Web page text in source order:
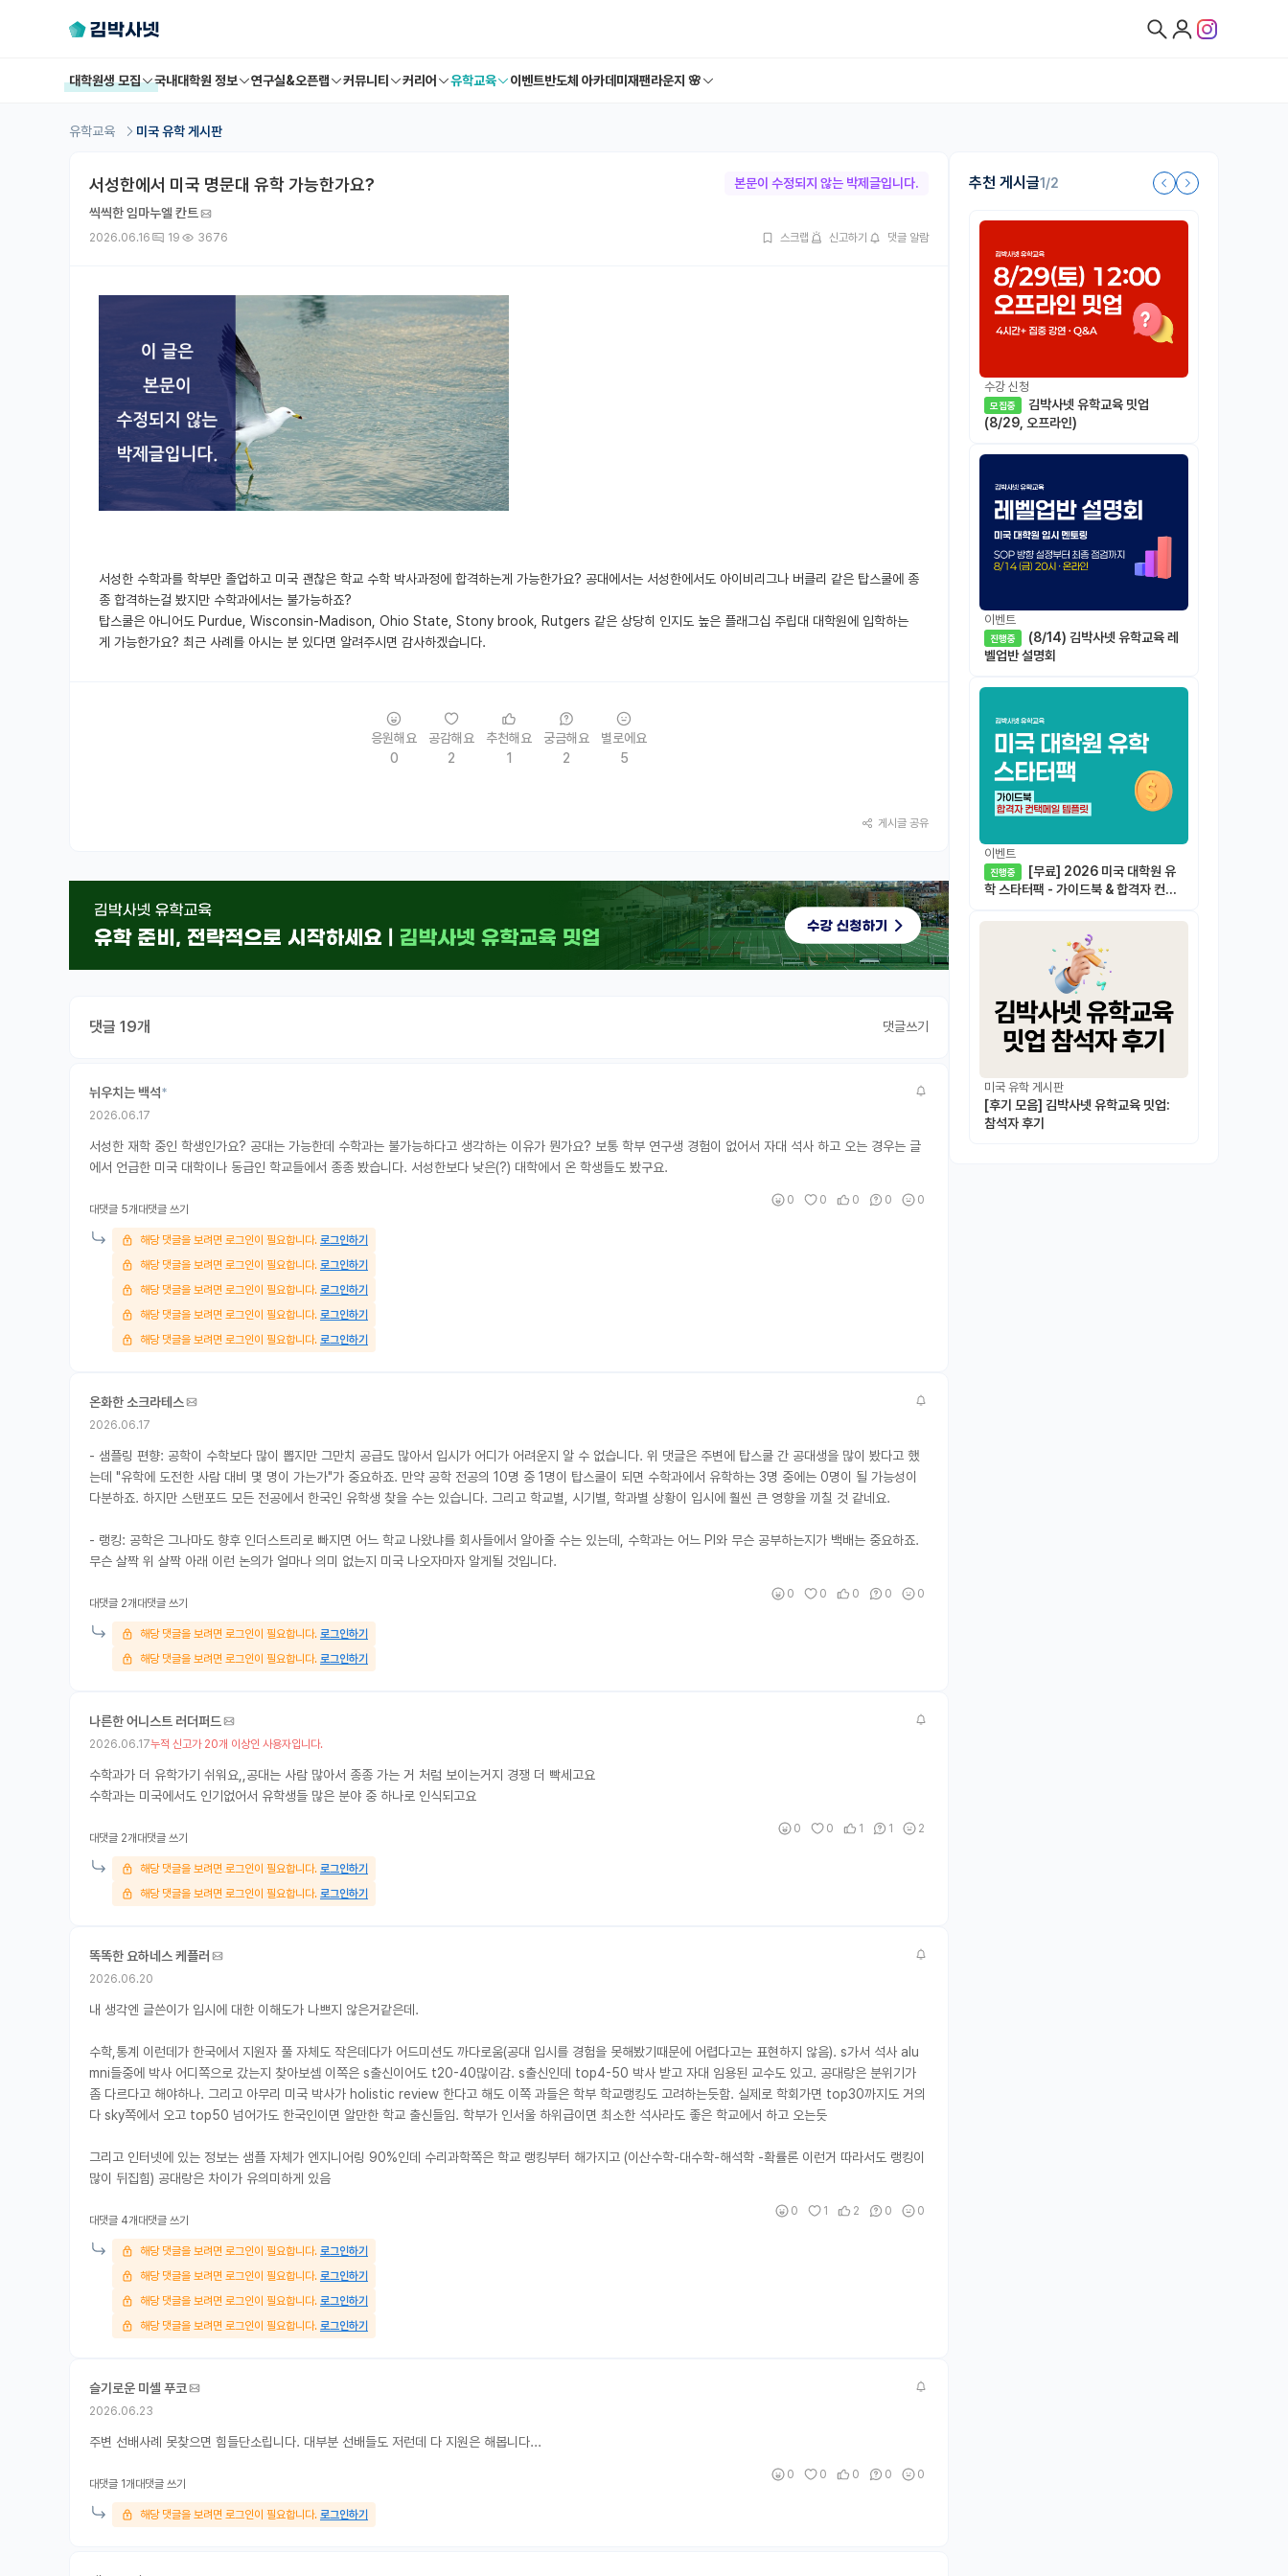
대학원생 모집 국내대학원 정보 연구실&오픈랩 커뮤니티 커리어 유학교육 이벤트반도체 아카데미 재팬라운지 🌸
유학교육 미국 유학 게시판
추천 게시글1/2
수강 신청
모집중
(8/29, 오프라인)
이벤트
진행중
벨업반 설명회
이벤트
진행중
학 스타터팩 - 가이드북 & 합격자 컨택
미국 유학 게시판
[후기 모음] 김박사넷 유학교육 밋업:
참석자 후기
본문이 수정되지 않는 박제글입니다.
서성한에서 미국 명문대 유학 가능한가요?
씩씩한 임마누엘 칸트
2026.06.16 19 3676 스크랩 신고하기 댓글 알람
서성한 수학과를 학부만 졸업하고 미국 괜찮은 학교 수학 박사과정에 합격하는게 가능한가요? 공대에서는 서성한에서도 아이비리그나 버클리 같은 탑스쿨에 종
종 합격하는걸 봤지만 수학과에서는 불가능하죠?
탑스쿨은 아니어도 Purdue, Wisconsin-Madison, Ohio State, Stony brook, Rutgers 같은 상당히 인지도 높은 플래그십 주립대 대학원에 입학하는
게 가능한가요? 최근 사례를 아시는 분 있다면 알려주시면 감사하겠습니다.
응원해요
0
공감해요
2
추천해요
1
궁금해요
2
별로에요
5
게시글 공유
댓글 19개 댓글쓰기
뉘우치는 백석*
2026.06.17
서성한 재학 중인 학생인가요? 공대는 가능한데 수학과는 불가능하다고 생각하는 이유가 뭔가요? 보통 학부 연구생 경험이 없어서 자대 석사 하고 오는 경우는 글
에서 언급한 미국 대학이나 동급인 학교들에서 종종 봤습니다. 서성한보다 낮은(?) 대학에서 온 학생들도 봤구요.
대댓글 5개대댓글 쓰기
0 0 0 0 0
해당 댓글을 보려면 로그인이 필요합니다. 로그인하기
해당 댓글을 보려면 로그인이 필요합니다. 로그인하기
해당 댓글을 보려면 로그인이 필요합니다. 로그인하기
해당 댓글을 보려면 로그인이 필요합니다. 로그인하기
해당 댓글을 보려면 로그인이 필요합니다. 로그인하기
온화한 소크라테스
2026.06.17
- 샘플링 편향: 공학이 수학보다 많이 뽑지만 그만치 공급도 많아서 입시가 어디가 어려운지 알 수 없습니다. 위 댓글은 주변에 탑스쿨 간 공대생을 많이 봤다고 했
는데 "유학에 도전한 사람 대비 몇 명이 가는가"가 중요하죠. 만약 공학 전공의 10명 중 1명이 탑스쿨이 되면 수학과에서 유학하는 3명 중에는 0명이 될 가능성이
다분하죠. 하지만 스탠포드 모든 전공에서 한국인 유학생 찾을 수는 있습니다. 그리고 학교별, 시기별, 학과별 상황이 입시에 훨씬 큰 영향을 끼칠 것 같네요.
- 랭킹: 공학은 그나마도 향후 인더스트리로 빠지면 어느 학교 나왔냐를 회사들에서 알아줄 수는 있는데, 수학과는 어느 PI와 무슨 공부하는지가 백배는 중요하죠.
무슨 살짝 위 살짝 아래 이런 논의가 얼마나 의미 없는지 미국 나오자마자 알게될 것입니다.
대댓글 2개대댓글 쓰기
0 0 0 0 0
해당 댓글을 보려면 로그인이 필요합니다. 로그인하기
해당 댓글을 보려면 로그인이 필요합니다. 로그인하기
나른한 어니스트 러더퍼드
2026.06.17누적 신고가 20개 이상인 사용자입니다.
수학과가 더 유학가기 쉬워요,,공대는 사람 많아서 종종 가는 거 처럼 보이는거지 경쟁 더 빡세고요
수학과는 미국에서도 인기없어서 유학생들 많은 분야 중 하나로 인식되고요
대댓글 2개대댓글 쓰기
0 0 1 1 2
해당 댓글을 보려면 로그인이 필요합니다. 로그인하기
해당 댓글을 보려면 로그인이 필요합니다. 로그인하기
똑똑한 요하네스 케플러
2026.06.20
내 생각엔 글쓴이가 입시에 대한 이해도가 나쁘지 않은거같은데.
수학,통계 이런데가 한국에서 지원자 풀 자체도 작은데다가 어드미션도 까다로움(공대 입시를 경험을 못해봤기때문에 어렵다고는 표현하지 않음). s가서 석사 alu
mni들중에 박사 어디쪽으로 갔는지 찾아보셈 이쪽은 s출신이어도 t20-40많이감. s출신인데 top4-50 박사 받고 자대 임용된 교수도 있고. 공대랑은 분위기가
좀 다르다고 해야하나. 그리고 아무리 미국 박사가 holistic review 한다고 해도 이쪽 과들은 학부 학교랭킹도 고려하는듯함. 실제로 학회가면 top30까지도 거의
다 sky쪽에서 오고 top50 넘어가도 한국인이면 알만한 학교 출신들임. 학부가 인서울 하위급이면 최소한 석사라도 좋은 학교에서 하고 오는듯
그리고 인터넷에 있는 정보는 샘플 자체가 엔지니어링 90%인데 수리과학쪽은 학교 랭킹부터 해가지고 (이산수학-대수학-해석학 -확률론 이런거 따라서도 랭킹이
많이 뒤집힘) 공대랑은 차이가 유의미하게 있음
대댓글 4개대댓글 쓰기
0 1 2 0 0
해당 댓글을 보려면 로그인이 필요합니다. 로그인하기
해당 댓글을 보려면 로그인이 필요합니다. 로그인하기
해당 댓글을 보려면 로그인이 필요합니다. 로그인하기
해당 댓글을 보려면 로그인이 필요합니다. 로그인하기
슬기로운 미셸 푸코
2026.06.23
주변 선배사례 못찾으면 힘들단소립니다. 대부분 선배들도 저런데 다 지원은 해봅니다...
대댓글 1개대댓글 쓰기
0 0 0 0 0
해당 댓글을 보려면 로그인이 필요합니다. 로그인하기